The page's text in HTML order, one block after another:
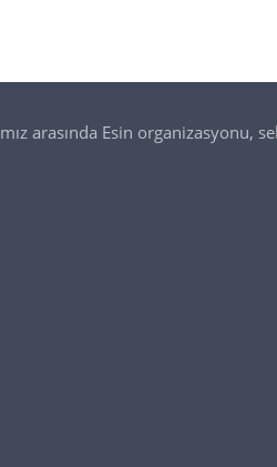
arasında Esin organizasyonu,